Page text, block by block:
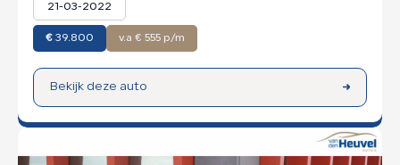
21-03-2022
€ 39.800 v.a € 555 p/m
Bekijk deze auto